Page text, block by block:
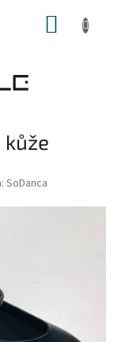
kůže
SoDanca